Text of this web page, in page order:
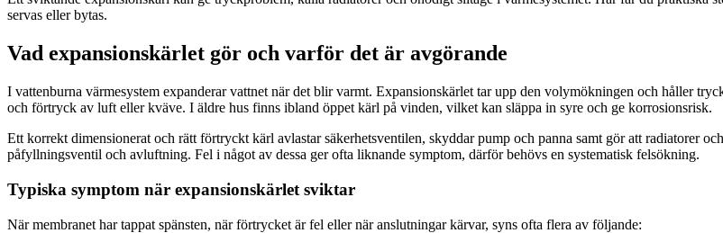
servas eller bytas.
Vad expansionskärlet gör och varför det är avgörande
I vattenburna värmesystem expanderar vattnet när det blir varmt. Expansionskärlet tar upp den volymökningen och håller
och förtryck av luft eller kväve. I äldre hus finns ibland öppet kärl på vinden, vilket kan släppa in syre och ge korrosionsrisk.
Ett korrekt dimensionerat och rätt förtryckt kärl avlastar säkerhetsventilen, skyddar pump och panna samt gör att radiatorer
påfyllningsventil och avluftning. Fel i något av dessa ger ofta liknande symptom, därför behövs en systematisk felsökning.
Typiska symptom när expansionskärlet sviktar
När membranet har tappat spänsten, när förtrycket är fel eller när anslutningar kärvar, syns ofta flera av följande: